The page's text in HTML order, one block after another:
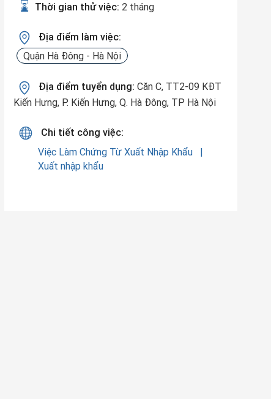
Thời gian thử việc: 2 tháng
Địa điểm làm việc:
Quận Hà Đông - Hà Nội
Địa điểm tuyển dụng: Căn C, TT2-09 KĐT
Kiến Hưng, P. Kiến Hưng, Q. Hà Đông, TP Hà Nội
Chi tiết công việc:
Việc Làm Chứng Từ Xuất Nhập Khẩu
Xuất nhập khẩu